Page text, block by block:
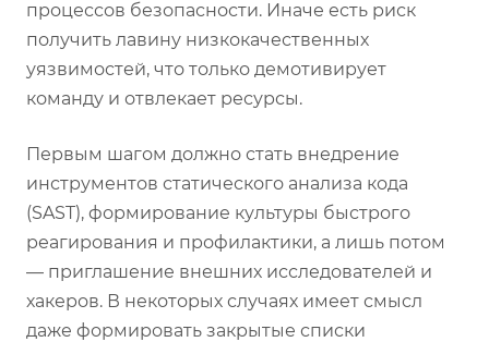
процессов безопасности. Иначе есть риск
получить лавину низкокачественных
уязвимостей, что только демотивирует
команду и отвлекает ресурсы.
Первым шагом должно стать внедрение
инструментов статического анализа кода
(SAST), формирование культуры быстрого
реагирования и профилактики, а лишь потом
— приглашение внешних исследователей и
хакеров. В некоторых случаях имеет смысл
даже формировать закрытые списки